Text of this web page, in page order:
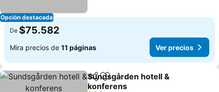
Opción destacada
De $75.582
Mira precios de 11 páginas Ver precios
CompartirAgregar a favoritos
Sundsgården hotell &
konferens